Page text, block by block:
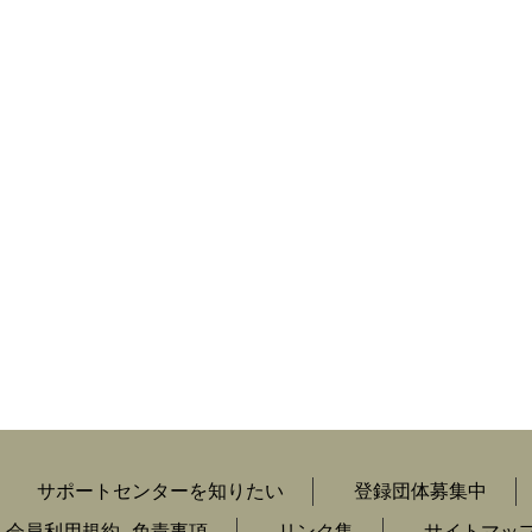
サポートセンターを知りたい
登録団体募集中